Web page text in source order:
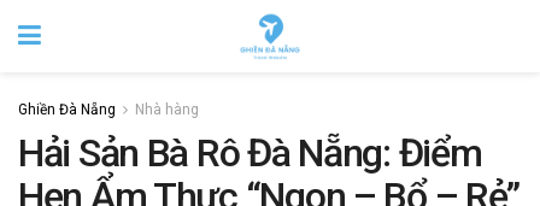
Ghiền Đà Nẵng Nhà hàng
Hải Sản Bà Rô Đà Nẵng: Điểm
Hẹn Ẩm Thực “Ngon – Bổ – Rẻ”